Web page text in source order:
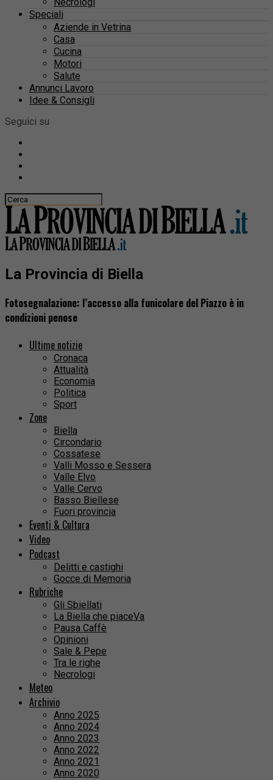
Speciali
Aziende in Vetrina
Casa
Cucina
Motori
Salute
Annunci Lavoro
Idee & Consigli
Seguici su
La Provincia di Biella
Fotosegnalazione: l’accesso alla funicolare del Piazzo è in
condizioni penose
Ultime notizie
Cronaca
Attualità
Economia
Politica
Sport
Zone
Biella
Circondario
Cossatese
Valli Mosso e Sessera
Valle Elvo
Valle Cervo
Basso Biellese
Fuori provincia
Eventi & Cultura
Video
Podcast
Delitti e castighi
Gocce di Memoria
Rubriche
Gli Sbiellati
La Biella che piaceVa
Pausa Caffè
Opinioni
Sale & Pepe
Tra le righe
Necrologi
Meteo
Archivio
Anno 2025
Anno 2024
Anno 2023
Anno 2022
Anno 2021
Anno 2020